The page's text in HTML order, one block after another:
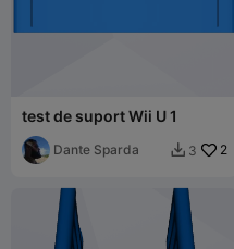
test de suport Wii U 1
Dante Sparda  3 2